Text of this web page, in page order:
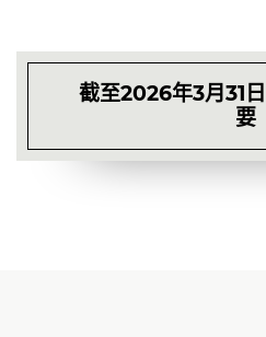
截至2026年3月31
要